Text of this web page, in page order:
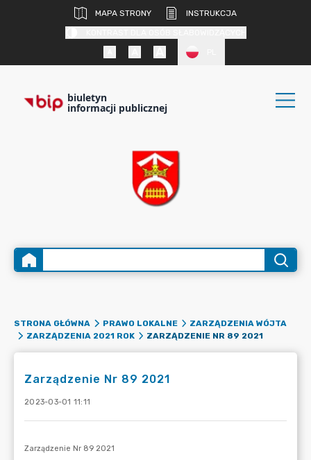
MAPA STRONY
INSTRUKCJA
biuletyn
informacji publicznej
STRONA GŁÓWNA PRAWO LOKALNE
ZARZĄDZENIA WÓJTA
ZARZĄDZENIA 2021 ROK
ZARZĄDZENIE NR 89 2021
Zarządzenie Nr 89 2021
2023-03-01 11:11